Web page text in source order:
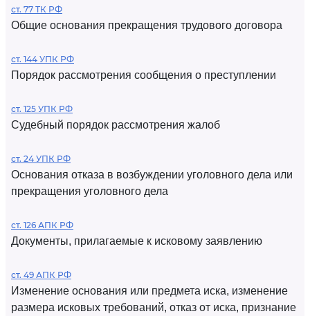
ст. 77 ТК РФ
Общие основания прекращения трудового договора
ст. 144 УПК РФ
Порядок рассмотрения сообщения о преступлении
ст. 125 УПК РФ
Судебный порядок рассмотрения жалоб
ст. 24 УПК РФ
Основания отказа в возбуждении уголовного дела или
прекращения уголовного дела
ст. 126 АПК РФ
Документы, прилагаемые к исковому заявлению
ст. 49 АПК РФ
Изменение основания или предмета иска, изменение
размера исковых требований, отказ от иска, признание